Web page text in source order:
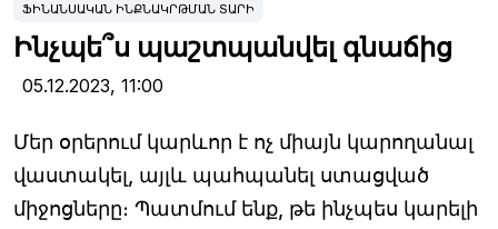
ՖԻՆԱՆՍԱԿԱՆ ԻՆՔՆԱԿՐԹՄԱՆ ՏԱՐԻ
Ինչպե՞ս պաշտպանվել գնաճից
05.12.2023, 11:00
Մեր օրերում կարևոր է ոչ միայն կարողանալ
վաստակել, այլև պահպանել ստացված
միջոցները։ Պատմում ենք, թե ինչպես կարելի